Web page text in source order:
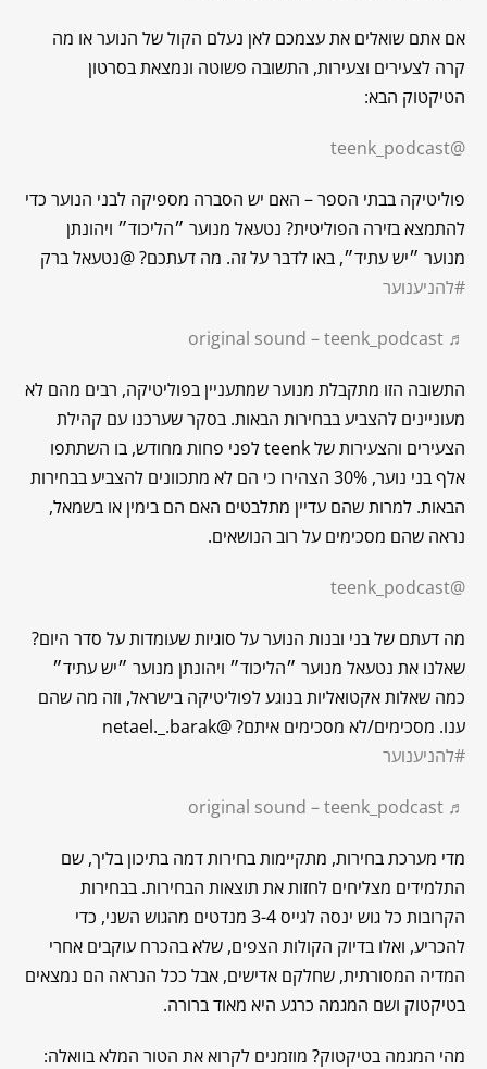
אם אתם שואלים את עצמכם לאן נעלם הקול של הנוער או מה
קרה לצעירים וצעירות, התשובה פשוטה ונמצאת בסרטון
הטיקטוק הבא:
@teenk_podcast
פוליטיקה בבתי הספר – האם יש הסברה מספיקה לבני הנוער כדי
להתמצא בזירה הפוליטית? נטעאל מנוער ״הליכוד״ ויהונתן
מנוער ״יש עתיד״, באו לדבר על זה. מה דעתכם? @נטעאל ברק
#להניענוער
♬ original sound – teenk_podcast
התשובה הזו מתקבלת מנוער שמתעניין בפוליטיקה, רבים מהם לא
מעוניינים להצביע בבחירות הבאות. בסקר שערכנו עם קהילת
הצעירים והצעירות של teenk לפני פחות מחודש, בו השתתפו
אלף בני נוער, 30% הצהירו כי הם לא מתכוונים להצביע בבחירות
הבאות. למרות שהם עדיין מתלבטים האם הם בימין או בשמאל,
נראה שהם מסכימים על רוב הנושאים.
@teenk_podcast
מה דעתם של בני ובנות הנוער על סוגיות שעומדות על סדר היום?
שאלנו את נטעאל מנוער ״הליכוד״ ויהונתן מנוער ״יש עתיד״
כמה שאלות אקטואליות בנוגע לפוליטיקה בישראל, וזה מה שהם
ענו. מסכימים/לא מסכימים איתם? @netael._.barak
#להניענוער
♬ original sound – teenk_podcast
מדי מערכת בחירות, מתקיימות בחירות דמה בתיכון בליך, שם
התלמידים מצליחים לחזות את תוצאות הבחירות. בבחירות
הקרובות כל גוש ינסה לגייס 3-4 מנדטים מהגוש השני, כדי
להכריע, ואלו בדיוק הקולות הצפים, שלא בהכרח עוקבים אחרי
המדיה המסורתית, שחלקם אדישים, אבל ככל הנראה הם נמצאים
בטיקטוק ושם המגמה כרגע היא מאוד ברורה.
מהי המגמה בטיקטוק? מוזמנים לקרוא את הטור המלא בוואלה: